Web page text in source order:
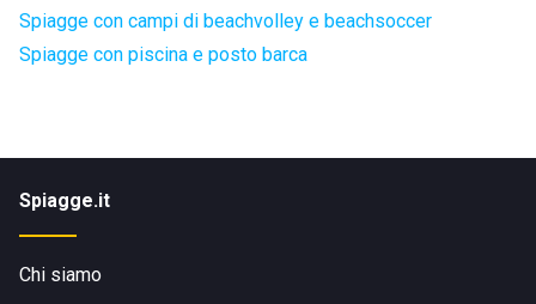
Spiagge con campi di beachvolley e beachsoccer
Spiagge con piscina e posto barca
Spiagge.it
Chi siamo